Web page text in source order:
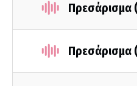
Πρεσάρισμα
Πρεσάρισμα